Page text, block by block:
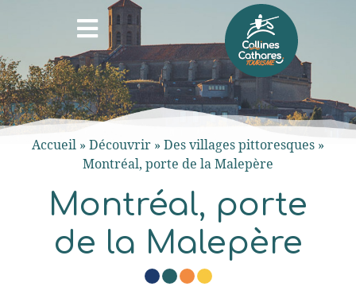
Accueil » Découvrir » Des villages pittoresques »
Montréal, porte de la Malepère
Montréal, porte
de la Malepère